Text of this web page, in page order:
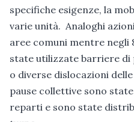
specifiche esigenze, la
varie unità. Analoghi
aree comuni mentre negli
state utilizzate barriere
o diverse dislocazioni
pause collettive sono
reparti e sono state